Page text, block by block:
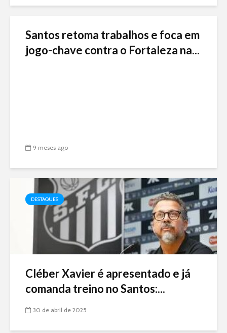
Santos retoma trabalhos e foca em
jogo-chave contra o Fortaleza na...
9 meses ago
DESTAQUES
Cléber Xavier é apresentado e já
comanda treino no Santos:...
30 de abril de 2025